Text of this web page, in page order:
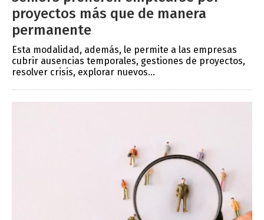
proyectos más que de manera
permanente
Esta modalidad, además, le permite a las empresas
cubrir ausencias temporales, gestiones de proyectos,
resolver crisis, explorar nuevos...